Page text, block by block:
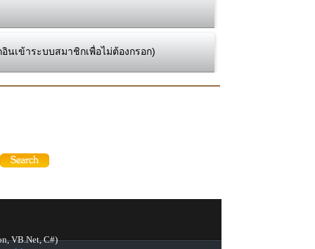
นเข้าระบบสมาชิกเพื่อไม่ต้องกรอก)
VB.Net, C#)